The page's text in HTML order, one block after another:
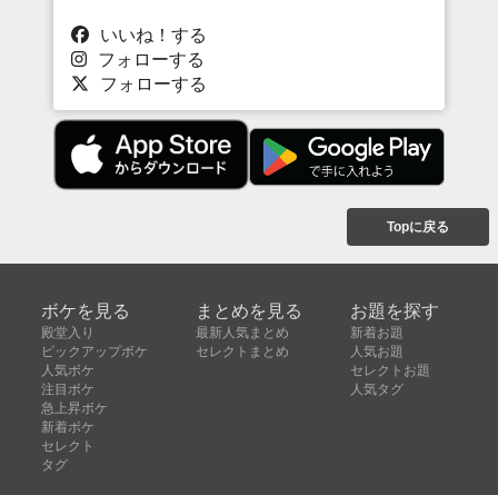
いいね！する
フォローする
フォローする
Topに戻る
ボケを見る
殿堂入り
ピックアップボケ
人気ボケ
注目ボケ
急上昇ボケ
新着ボケ
セレクト
タグ
まとめを見る
最新人気まとめ
セレクトまとめ
お題を探す
新着お題
人気お題
セレクトお題
人気タグ